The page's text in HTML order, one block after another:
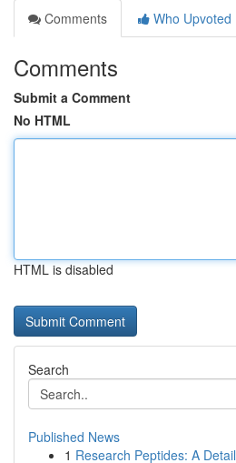
Comments
Who Upvoted
Comments
Submit a Comment
No HTML
HTML is disabled
Search
Published News
1 Research Peptides: A